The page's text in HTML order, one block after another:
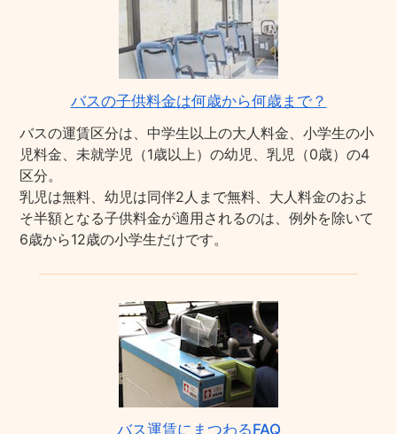
バスの子供料金は何歳から何歳まで？
バスの運賃区分は、中学生以上の大人料金、小学生の小
児料金、未就学児（1歳以上）の幼児、乳児（0歳）の4
区分。
乳児は無料、幼児は同伴2人まで無料、大人料金のおよ
そ半額となる子供料金が適用されるのは、例外を除いて
6歳から12歳の小学生だけです。
バス運賃にまつわるFAQ